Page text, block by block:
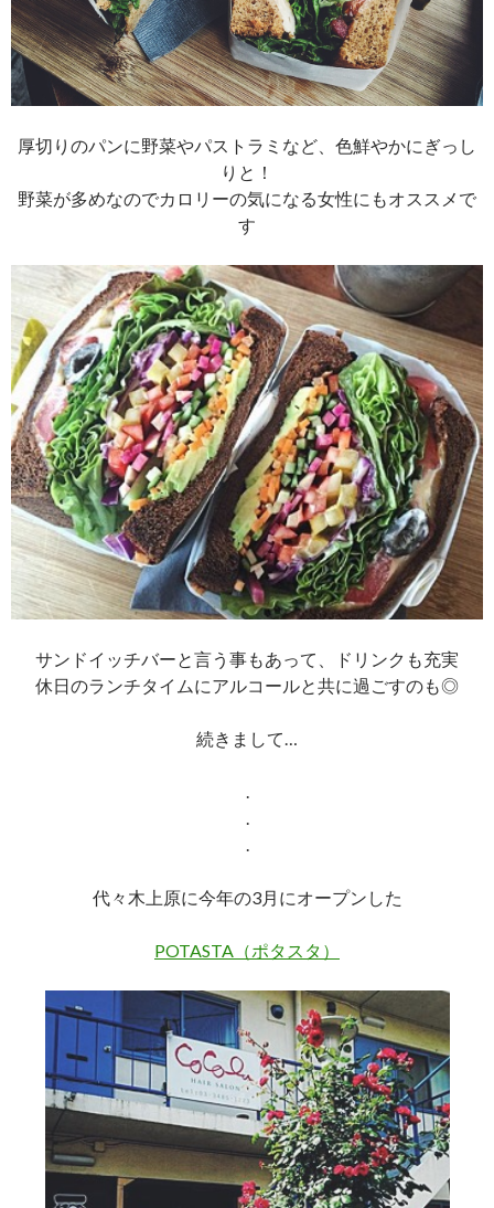
厚切りのパンに野菜やパストラミなど、色鮮やかにぎっし
りと！
野菜が多めなのでカロリーの気になる女性にもオススメで
す
サンドイッチバーと言う事もあって、ドリンクも充実
休日のランチタイムにアルコールと共に過ごすのも◎
続きまして…
.
.
.
代々木上原に今年の3月にオープンした
POTASTA（ポタスタ）